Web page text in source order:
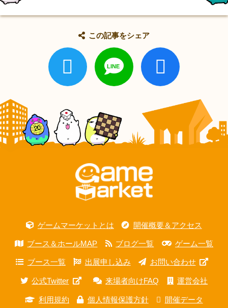
この記事をシェア
ゲームマーケットとは 開催概要＆アクセス
ブース＆ホールMAP ブログ一覧 ゲーム一覧
ブース一覧 出展申し込み お問い合わせ
公式Twitter 来場者向けFAQ 運営会社
利用規約 個人情報保護方針 開催データ